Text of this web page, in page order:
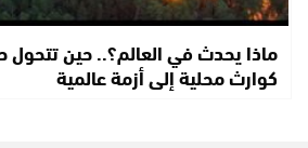
ماذا يحدث في العالم؟.. حين تتحول
كوارث محلية إلى أزمة عالمية